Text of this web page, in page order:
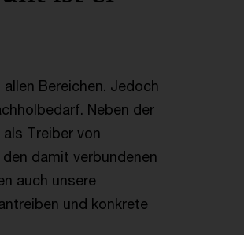
Bereichen. Jedoch
Neben der
Treiber von
damit verbundenen
auch unsere
und konkrete